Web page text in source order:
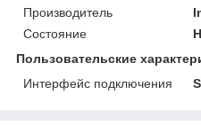
Производитель
Состояние
Пользовательские
Интерфейс подключения